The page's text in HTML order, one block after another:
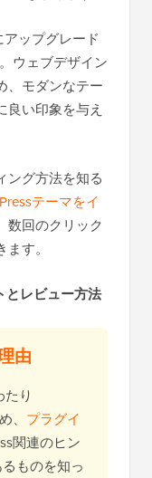
アップグレード
ウェブデザイン
、モダンなテー
い印象を与え
ング方法を知る
テーマをイ
数回のクリック
す。
とレビュー方法
由
たり
、 プラグイ
関連のヒン
ものを知っ